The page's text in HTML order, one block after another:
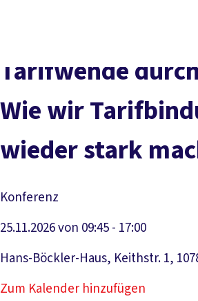
Service
Tarifwende
Wie wir
wieder stark
Konferenz
25.11.2026 von 09:45 - 17:00
Hans-Böckler-Haus, Keithstr. 1,
Zum Kalender hinzufügen